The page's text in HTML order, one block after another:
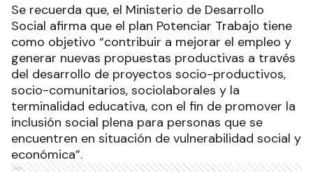
Se recuerda que, el Ministerio de Desarrollo
Social afirma que el plan Potenciar Trabajo tiene
como objetivo “contribuir a mejorar el empleo y
generar nuevas propuestas productivas a través
del desarrollo de proyectos socio-productivos,
socio-comunitarios, sociolaborales y la
terminalidad educativa, con el fin de promover la
inclusión social plena para personas que se
encuentren en situación de vulnerabilidad social y
económica”.
Ads